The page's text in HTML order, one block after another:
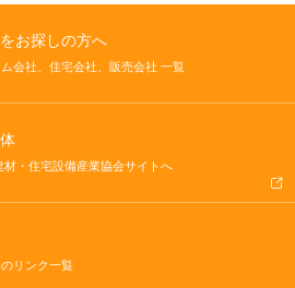
お探しの方へ
会社、住宅会社、販売会社 一覧
材・住宅設備産業協会サイトへ
リンク一覧